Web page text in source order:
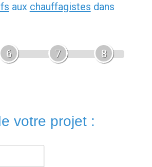
aux chauffagistes dans
6 7 8
votre projet :